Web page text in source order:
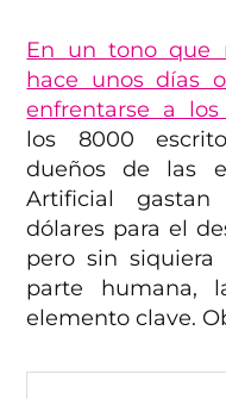
En un tono que
hace unos días
enfrentarse a
los 8000
dueños de las
Artificial
dólares para el
pero sin
parte humana,
elemento clave.